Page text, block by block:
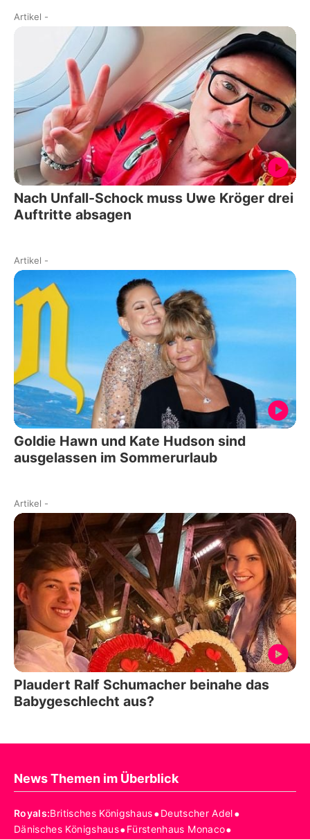
Artikel -
Nach Unfall-Schock muss Uwe Kröger drei
Auftritte absagen
Artikel -
Goldie Hawn und Kate Hudson sind
ausgelassen im Sommerurlaub
Artikel -
Plaudert Ralf Schumacher beinahe das
Babygeschlecht aus?
News Themen im Überblick
Royals:Britisches Königshaus•Deutscher Adel•
Dänisches Königshaus•Fürstenhaus Monaco•